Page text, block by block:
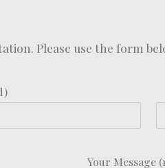
Please use the form
Your Message